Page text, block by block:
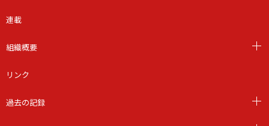
連載
組織概要
リンク
過去の記録